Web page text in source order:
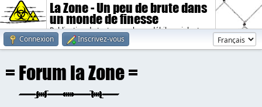
La Zone - Un peu de brute dans
un monde de finesse
Publication de textes sombres, débiles, violents.
Connexion
Inscrivez-vous